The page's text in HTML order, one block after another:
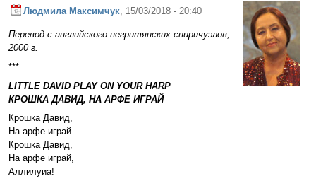
Людмила Максимчук, 15/03/2018 - 20:40
Перевод с английского негритянских спиричуэлов,
2000 г.
***
LITTLE DAVID PLAY ON YOUR HARP
КРОШКА ДАВИД, НА АРФЕ ИГРАЙ
Крошка Давид,
На арфе играй
Крошка Давид,
На арфе играй,
Аллилуиа!